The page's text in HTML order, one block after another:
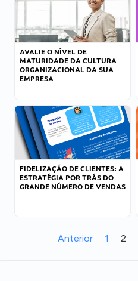
AVALIE O NÍVEL DE
MATURIDADE DA CULTURA
ORGANIZACIONAL DA SUA
EMPRESA
FIDELIZAÇÃO DE CLIENTES: A
ESTRATÉGIA POR TRÁS DO
GRANDE NÚMERO DE VENDAS
Anterior 1 2